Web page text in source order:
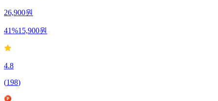
26,900원
41%15,900원
4.8
(198)